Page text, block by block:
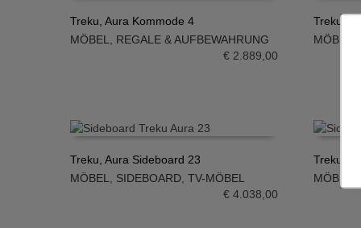
IN DEN WARENKORB
Treku, Aura Kommode 4
MÖBEL
REGALE & AUFBEWAHRUNG
€2.889,00
IN DEN
Treku,
MÖBEL
IN DEN WARENKORB
Treku, Aura Sideboard 23
MÖBEL
SIDEBOARD TV-MÖBEL
€4.038,00
IN DEN
Treku,
MÖBEL